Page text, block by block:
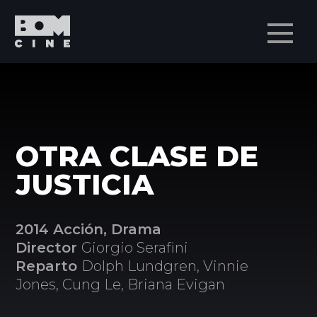
OTRA CLASE DE
JUSTICIA
2014 Acción, Drama
Director Giorgio Serafini
Reparto Dolph Lundgren, Vinnie
Jones, Cung Le, Briana Evigan